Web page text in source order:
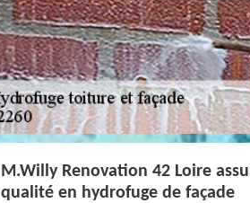
M.Willy Renovation 42 Loire
qualité en hydrofuge de façade